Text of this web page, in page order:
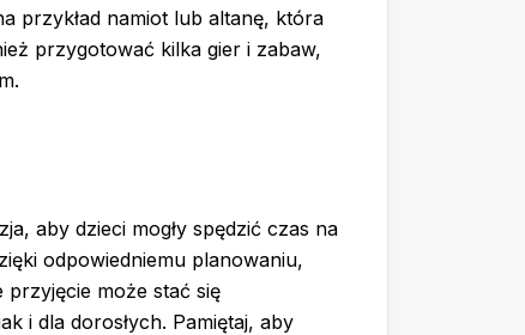
przykład namiot lub altanę, która
przygotować kilka gier i zabaw,
aby dzieci mogły spędzić czas na
odpowiedniemu planowaniu,
może stać się
i dla dorosłych. Pamiętaj, aby